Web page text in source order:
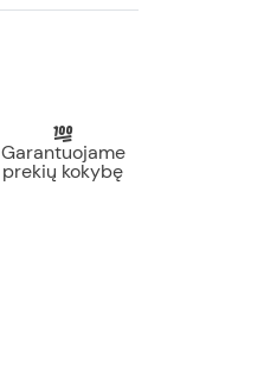
Garantuojame
prekių kokybę